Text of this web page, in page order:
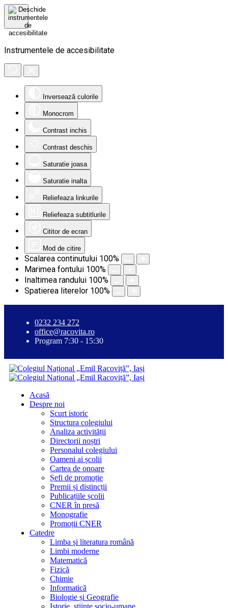
Instrumentele de accesibilitate
Inversează culorile
Monocrom
Contrast inchis
Contrast deschis
Saturatie joasa
Saturatie inalta
Reliefeaza linkurile
Reliefeaza subtitlurile
Cititor de ecran
Mod de citire
Scalarea continutului 100%
Marimea fontului 100%
Inaltimea randului 100%
Spatierea literelor 100%
0232 234 272
office@racovita.ro
Program 7:30 - 15:30
Acasă
Despre noi
Scurt istoric
Structura colegiului
Analiza activității
Directorii noștri
Personalul colegiului
Oameni ai școlii
Cartea de onoare
Șefi de promoție
Premii și distincții
Publicațiile școlii
CNER în presă
Monografie
Promoții CNER
Catedre
Limba și literatura română
Limbi moderne
Matematică
Fizică
Chimie
Informatică
Biologie și Geografie
Istorie, științe socio-umane